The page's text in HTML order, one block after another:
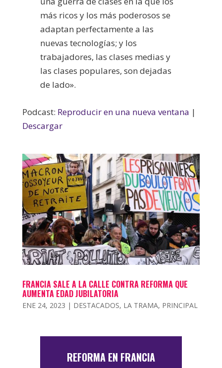
más ricos y los más poderosos se
adaptan perfectamente a las
nuevas tecnologías; y los
trabajadores, las clases medias y
las clases populares, son dejadas
de lado».
Podcast: Reproducir en una nueva ventana |
Descargar
FRANCIA SALE A LA CALLE CONTRA REFORMA QUE
AUMENTA EDAD JUBILATORIA
ENE 24, 2023 | DESTACADOS, LA TRAMA, PRINCIPAL
REFORMA EN FRANCIA